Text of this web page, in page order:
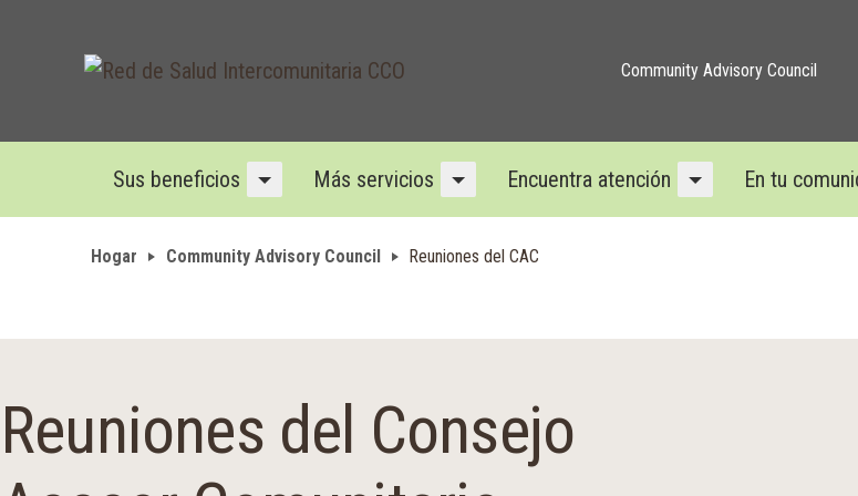
Community Advisory Council
Sus beneficios
Menú desplegable
Más servicios
Menú desplegable
Encuentra atención
Menú desplegable
En tu
Hogar Community Advisory Council Reuniones del CAC
Reuniones del Consejo